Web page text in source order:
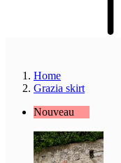
Home
Grazia skirt
Nouveau